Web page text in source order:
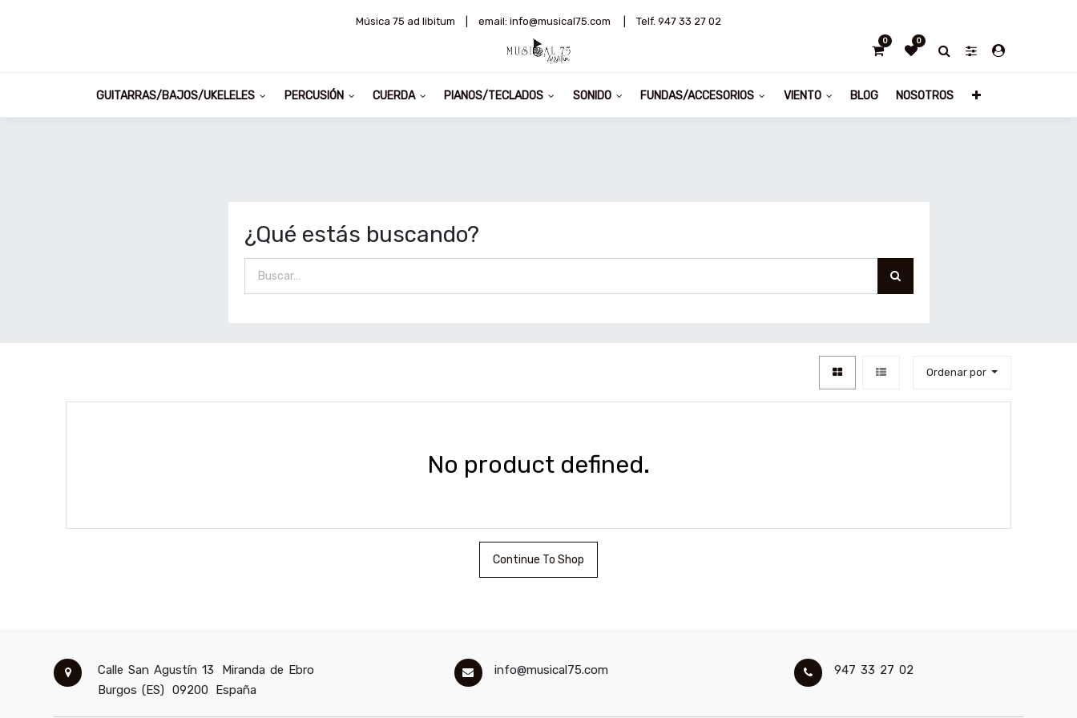
Música 75 ad libitum email: info@musical75.com Telf. 947 33 27 02
0 0
GUITARRAS/BAJOS/UKELELES PERCUSIÓN CUERDA PIANOS/TECLADOS SONIDO FUNDAS/ACCESORIOS VIENTO BLOG NOSOTROS
¿Qué estás buscando?
Ordenar por
No product defined.
Continue To Shop
Calle San Agustín 13
Miranda de Ebro
Burgos (ES) 09200 España
info@musical75.com 947 33 27 02